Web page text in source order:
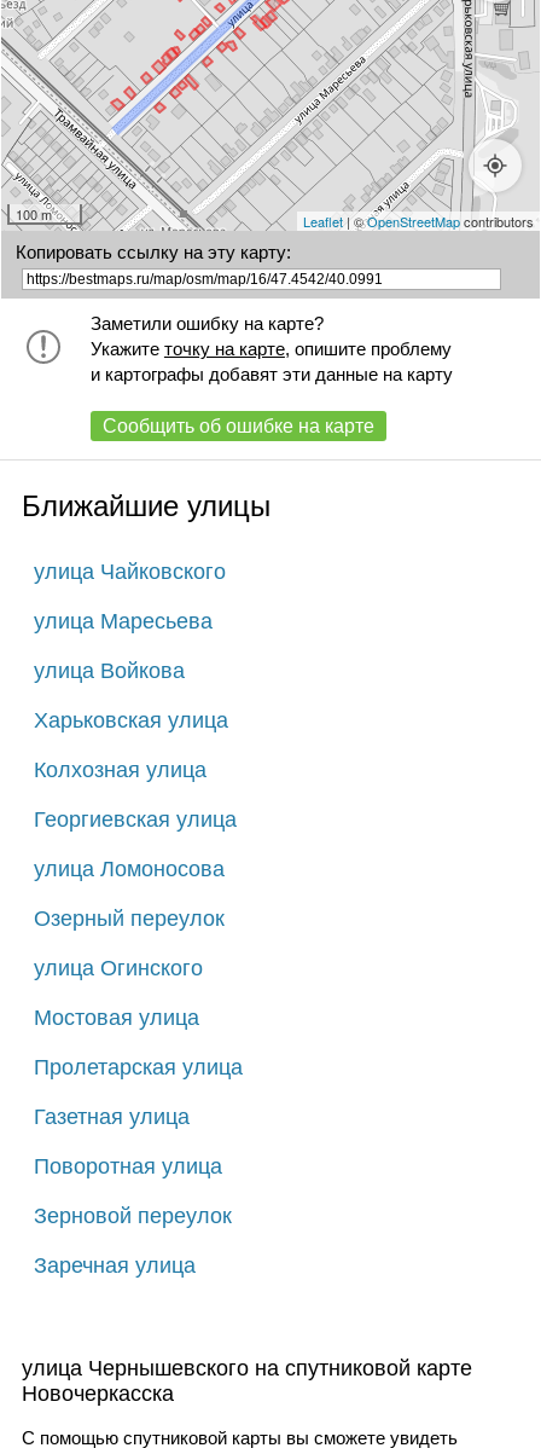
75/57
100 m Leaflet| ©OpenStreetMapcontributors
Копировать ссылку на эту карту:
Заметили ошибку на карте?
Укажите точку на карте, опишите проблему
и картографы добавят эти данные на карту
Сообщить об ошибке на карте
Ближайшие улицы
улица Чайковского
улица Маресьева
улица Войкова
Харьковская улица
Колхозная улица
Георгиевская улица
улица Ломоносова
Озерный переулок
улица Огинского
Мостовая улица
Пролетарская улица
Газетная улица
Поворотная улица
Зерновой переулок
Заречная улица
улица Чернышевского на спутниковой карте
Новочеркасска
С помощью спутниковой карты вы сможете увидеть